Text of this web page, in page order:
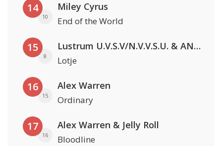
14
10
Miley Cyrus
End of the World
15
8
Lustrum U.V.S.V/N.V.V.S.U. & ANNO ONS & Jopke van Dobbenburgh & Roeland Beelen
Lotje
16
15
Alex Warren
Ordinary
17
16
Alex Warren & Jelly Roll
Bloodline